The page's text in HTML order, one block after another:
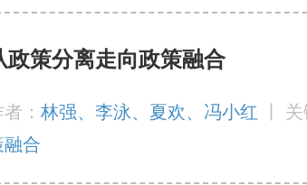
政策分离走向政策融合
者：林强、李泳、夏欢、冯小红
融合